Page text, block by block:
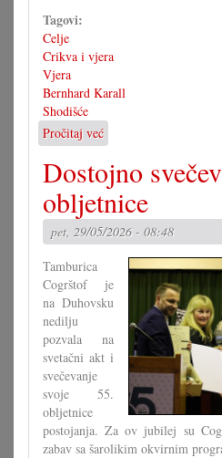
Tagovi:
Celje
Crikva i vjera
Vjera
Bernhard Karall
Shodišće
Pročitaj već
Jubilarno
stoveto
shodišće
Dostojno
obljetnice
pet, 29/05/2026 - 08:48
Tamburica
Cogrštof je
na Duhovsku
nedilju
pozvala na
svetačni akt i
svečevanje
svoje 55.
obljetnice
postojanja. Za ov jubilej su
zabav sa šarolikim okvirnim